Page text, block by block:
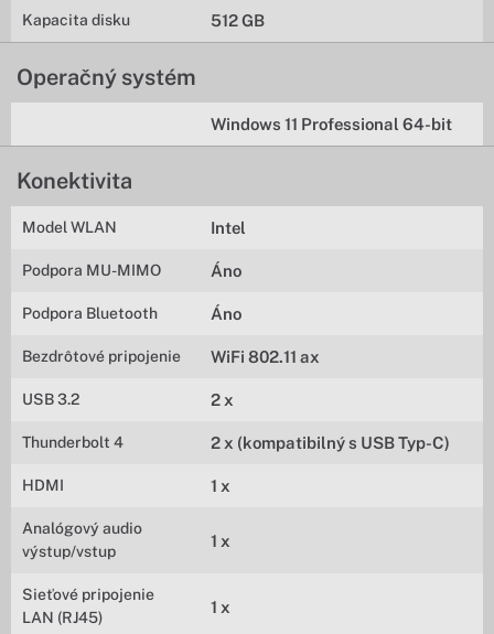
Kapacita disku 512 GB
Operačný systém
Windows 11 Professional 64-bit
Konektivita
Model WLAN Intel
Podpora MU-MIMO Áno
Podpora Bluetooth Áno
Bezdrôtové pripojenie WiFi 802.11 ax
USB 3.2 2 x
Thunderbolt 4 2 x (kompatibilný s USB Typ-C)
HDMI 1 x
Analógový audio
výstup/vstup
1 x
Sieťové pripojenie
LAN (RJ45)
1 x